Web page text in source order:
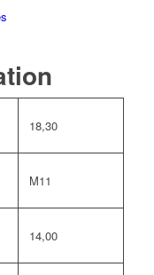
18,30
M11
14,00